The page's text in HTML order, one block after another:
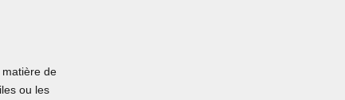
de
ou les